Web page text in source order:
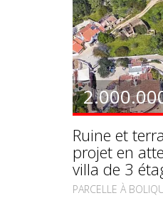
Ruine et
projet en
villa de 3
Boliqueime,
PARCELLE À